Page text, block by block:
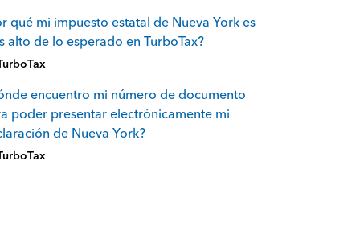
qué mi impuesto estatal de Nueva York es
alto de lo esperado en TurboTax?
encuentro mi número de documento
poder presentar electrónicamente mi
de Nueva York?